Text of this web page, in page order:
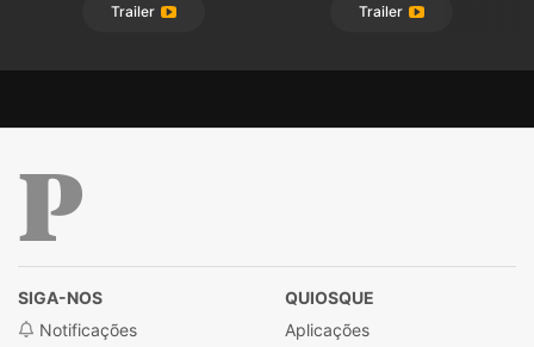
Trailer Trailer
SIGA-NOS
Notificações
QUIOSQUE
Aplicações